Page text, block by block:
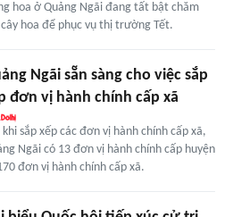
hoa ở Quảng Ngãi đang tất bật chăm
cây hoa để phục vụ thị trường Tết.
Ngãi sẵn sàng cho việc sắp
đơn vị hành chính cấp xã
khi sắp xếp các đơn vị hành chính cấp xã,
Ngãi có 13 đơn vị hành chính cấp huyện
đơn vị hành chính cấp xã.